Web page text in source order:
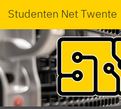
Studenten Net Twente